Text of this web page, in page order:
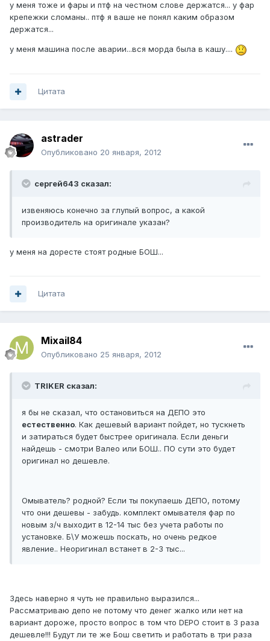
у меня тоже и фары и птф на честном слове держатся... у фар
крепежки сломаны.. птф я ваше не понял каким образом
держатся...
у меня машина после аварии...вся морда была в кашу....
Цитата
astrader
Опубликовано 20 января, 2012
сергей643 сказал:
извеняюсь конечно за глупый вопрос, а какой
производитель на оригинале указан?
у меня на доресте стоят родные БОШ...
Цитата
Mixail84
Опубликовано 25 января, 2012
TRIKER сказал:
я бы не сказал, что остановиться на ДЕПО это
естественно. Как дешевый вариант пойдет, но тускнеть
и затираться будет быстрее оригинала. Если деньги
найдешь - смотри Валео или БОШ.. ПО сути это будет
оригинал но дешевле.
Омыватель? родной? Если ты покупаешь ДЕПО, потому
что они дешевы - забудь. комплект омывателя фар по
новым з/ч выходит в 12-14 тыс без учета работы по
установке. Б\У можешь поскать, но очень редкое
явление.. Неоригинал встанет в 2-3 тыс...
Здесь наверно я чуть не правильно выразился...
Рассматриваю депо не потому что денег жалко или нет на
вариант дороже, просто вопрос в том что DEPO стоит в 3 раза
дешевле!!! Будут ли те же Бош светить и работать в три раза